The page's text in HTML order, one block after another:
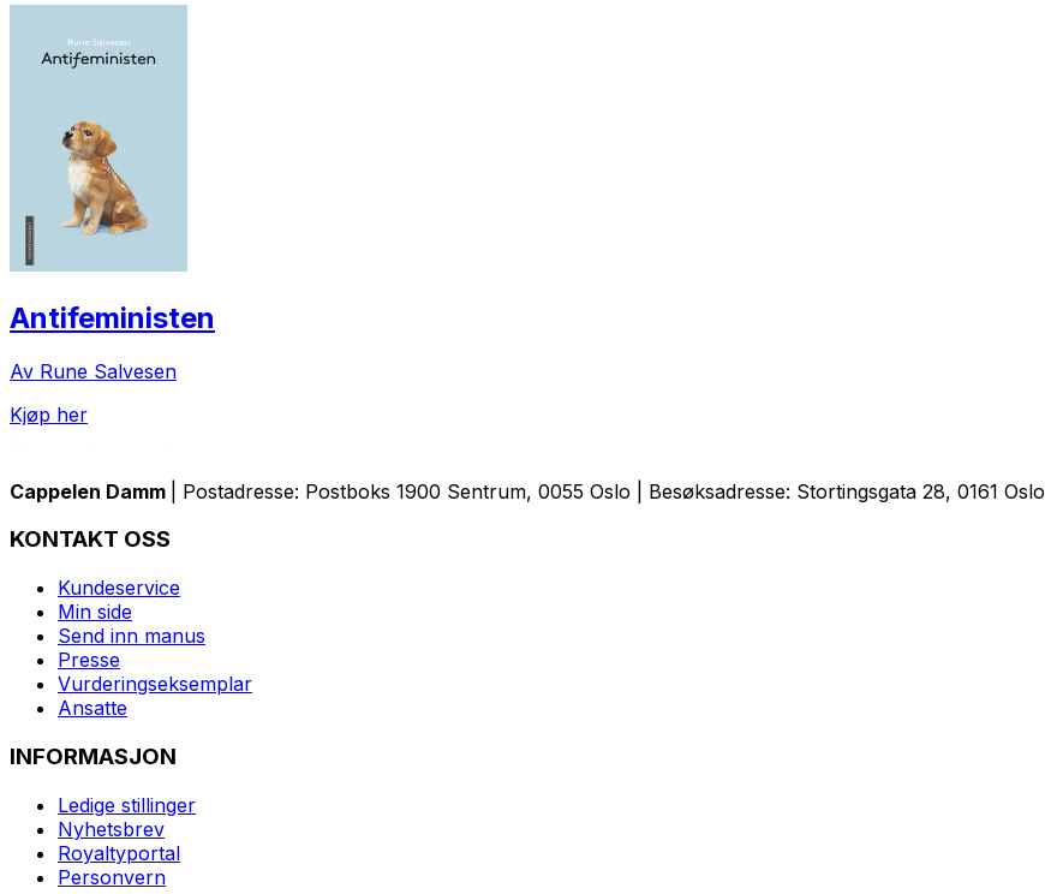
Antifeministen
Av Rune Salvesen
Kjøp her
Cappelen Damm | Postadresse: Postboks 1900 Sentrum, 0055 Oslo | Besøksadresse: Stortingsgata 28, 0161 Oslo
KONTAKT OSS
Kundeservice
Min side
Send inn manus
Presse
Vurderingseksemplar
Ansatte
INFORMASJON
Ledige stillinger
Nyhetsbrev
Royaltyportal
Personvern